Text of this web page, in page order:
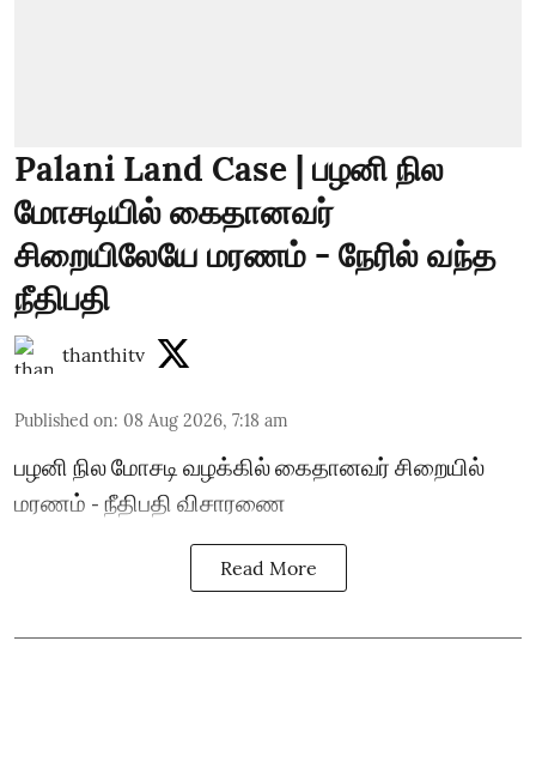
Palani Land Case | பழனி நில
மோசடியில் கைதானவர்
சிறையிலேயே மரணம் - நேரில் வந்த
நீதிபதி
thanthitv
Published on: 08 Aug 2026, 7:18 am
பழனி நில மோசடி வழக்கில் கைதானவர் சிறையில்
மரணம் - நீதிபதி விசாரணை
Read More